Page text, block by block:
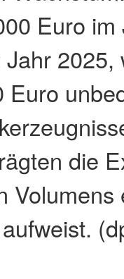
Euro
2025,
Euro
die
Volumens